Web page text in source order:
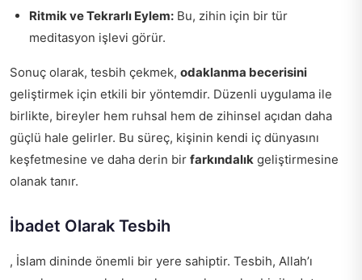
Ritmik ve Tekrarlı Eylem: Bu, zihin için bir tür
meditasyon işlevi görür.
Sonuç olarak, tesbih çekmek, odaklanma becerisini
geliştirmek için etkili bir yöntemdir. Düzenli uygulama ile
birlikte, bireyler hem ruhsal hem de zihinsel açıdan daha
güçlü hale gelirler. Bu süreç, kişinin kendi iç dünyasını
keşfetmesine ve daha derin bir farkındalık geliştirmesine
olanak tanır.
İbadet Olarak Tesbih
, İslam dininde önemli bir yere sahiptir. Tesbih, Allah’ı